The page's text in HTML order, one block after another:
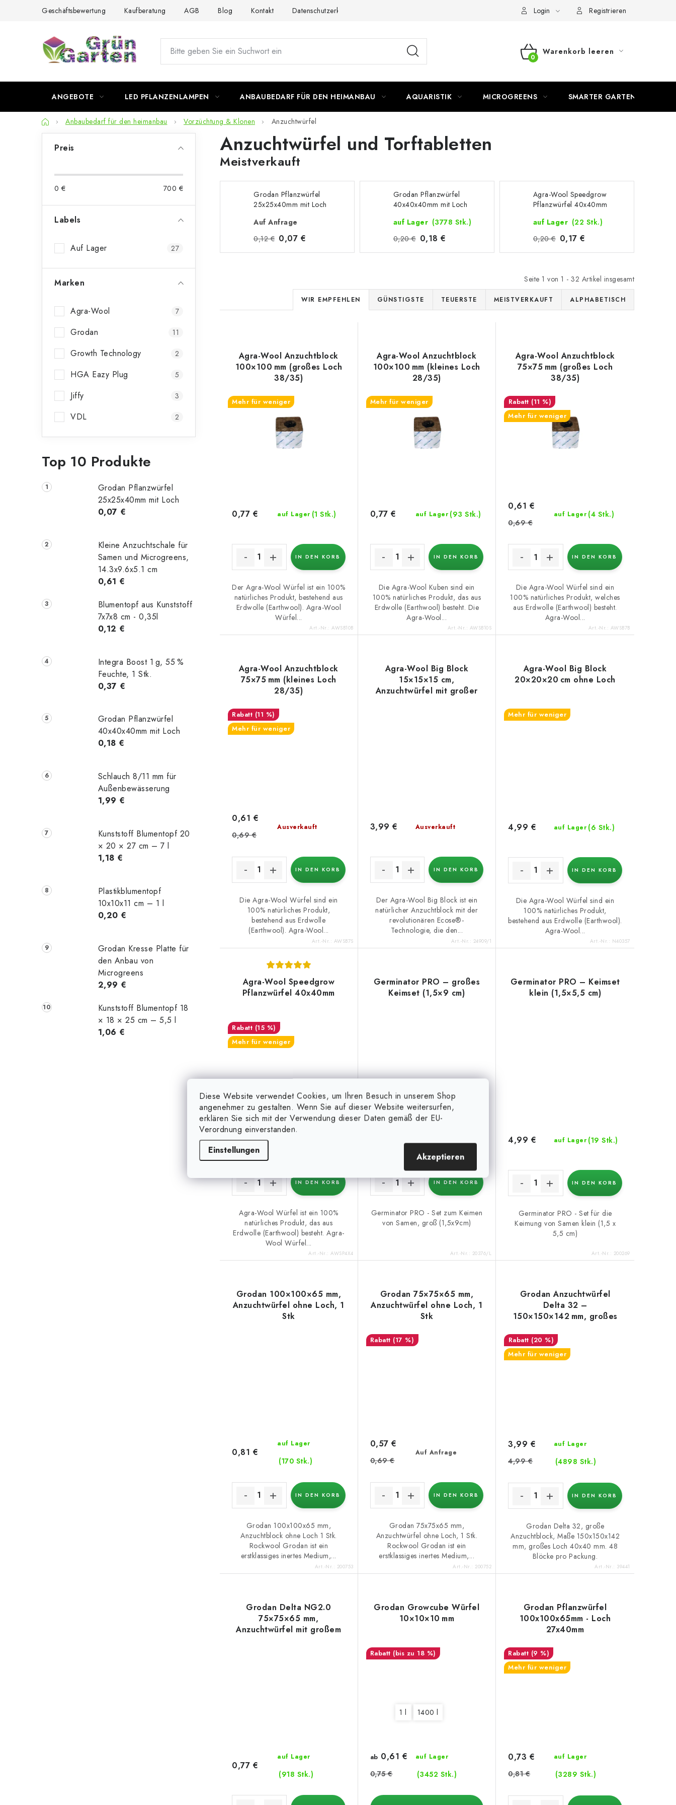
Diese Website verwendet Cookies, um Ihren Besuch in unserem Shop
angenehmer zu gestalten. Wenn Sie auf dieser Website weitersurfen,
erklären Sie sich mit der Verwendung dieser Daten gemäß der EU-
Verordnung einverstanden.
Einstellungen
Akzeptieren
Geschäftsbewertung Kaufberatung AGB Blog Kontakt Datenschutzerklärung Login Registrieren
WARENKORB
Warenkorb leeren
ANGEBOTE LED PFLANZENLAMPEN ANBAUBEDARF FÜR DEN HEIMANBAU AQUARISTIK MICROGREENS SMARTER GARTEN
StartseiteAnbaubedarf für den heimanbau Vorzüchtung & Klonen Anzuchtwürfel
t
e
Preis
0 € 700 €
Labels
Auf Lager 27
Marken
Agra-Wool 7
Grodan 11
Growth Technology 2
HGA Eazy Plug 5
Jiffy 3
VDL 2
Top 10 Produkte
Grodan Pflanzwürfel
25x25x40mm mit Loch
0,07 €
Kleine Anzuchtschale für
Samen und Microgreens,
14.3x9.6x5.1 cm
0,61 €
Blumentopf aus Kunststoff
7x7x8 cm - 0,35l
0,12 €
Integra Boost 1 g, 55 %
Feuchte, 1 Stk.
0,37 €
Grodan Pflanzwürfel
40x40x40mm mit Loch
0,18 €
Schlauch 8/11 mm für
Außenbewässerung
1,99 €
Kunststoff Blumentopf 20
× 20 × 27 cm – 7 l
1,18 €
Plastikblumentopf
10x10x11 cm – 1 l
0,20 €
Grodan Kresse Platte für
den Anbau von
Microgreens
2,99 €
Kunststoff Blumentopf 18
× 18 × 25 cm – 5,5 l
1,06 €
Anzuchtwürfel und Torftabletten
Meistverkauft
Grodan Pflanzwürfel
25x25x40mm mit Loch
Auf Anfrage
0,12 € 0,07 €
Grodan Pflanzwürfel
40x40x40mm mit Loch
auf Lager (3778 Stk.)
0,20 € 0,18 €
Agra-Wool Speedgrow
Pflanzwürfel 40x40mm
auf Lager (22 Stk.)
0,20 € 0,17 €
Seite 1 von 1 - 32 Artikel insgesamt
P
r
d
u
k
t
s
o
i
r
u
n
g
WIR EMPFEHLEN GÜNSTIGSTE TEUERSTE MEISTVERKAUFT ALPHABETISCH
e
Agra-Wool Anzuchtblock
100×100 mm (großes Loch
38/35)
Mehr für weniger
auf Lager (1 Stk.)
0,77 €
IN DEN KORB
Der Agra-Wool Würfel ist ein 100%
natürliches Produkt, bestehend aus
Erdwolle (Earthwool). Agra-Wool
Würfel...
Art.-Nr.:AWSB10B
Agra-Wool Anzuchtblock
100×100 mm (kleines Loch
28/35)
Mehr für weniger
auf Lager (93 Stk.)
0,77 €
IN DEN KORB
Die Agra-Wool Kuben sind ein
100% natürliches Produkt, das aus
Erdwolle (Earthwool) besteht. Die
Agra-Wool...
Art.-Nr.: AWSB10S
Agra-Wool Anzuchtblock
75×75 mm (großes Loch
38/35)
(11 %)
Mehr für weniger
auf Lager (4 Stk.)
0,61 €
0,69 €
IN DEN KORB
Die Agra-Wool Würfel sind ein
100% natürliches Produkt, welches
aus Erdwolle (Earthwool) besteht.
Agra-Wool...
Art.-Nr.: AWSB7B
Agra-Wool Anzuchtblock
75×75 mm (kleines Loch
28/35)
(11 %)
Mehr für weniger
Ausverkauft
0,61 €
0,69 €
IN DEN KORB
Die Agra-Wool Würfel sind ein
100% natürliches Produkt,
bestehend aus Erdwolle
(Earthwool). Agra-Wool...
Art.-Nr.: AWSB7S
Agra-Wool Big Block
15×15×15 cm,
Anzuchtwürfel mit großer
Ausverkauft
3,99 €
IN DEN KORB
Der Agra-Wool Big Block ist ein
natürlicher Anzuchtblock mit der
revolutionären Ecose®-
Technologie, die den...
Art.-Nr.: 24909/1
Agra-Wool Big Block
20×20×20 cm ohne Loch
Mehr für weniger
auf Lager (6 Stk.)
4,99 €
IN DEN KORB
Die Agra-Wool Würfel sind ein
100% natürliches Produkt,
bestehend aus Erdwolle (Earthwool).
Agra-Wool...
Art.-Nr.: N40357
Agra-Wool Speedgrow
Pflanzwürfel 40x40mm
(15 %)
Mehr für weniger
0,17 €
0,20 €
IN DEN KORB
Agra-Wool Würfel ist ein 100%
natürliches Produkt, das aus
Erdwolle (Earthwool) besteht. Agra-
Wool Würfel...
Art.-Nr.:AWSP4X4
Germinator PRO – großes
Keimset (1,5×9 cm)
IN DEN KORB
Germinator PRO - Set zum Keimen
von Samen, groß (1,5x9cm)
Art.-Nr.: 20376/L
Germinator PRO – Keimset
klein (1,5×5,5 cm)
auf Lager (19 Stk.)
4,99 €
IN DEN KORB
Germinator PRO - Set für die
Keimung von Samen klein (1,5 x
5,5 cm)
Art.-Nr.: 200269
Grodan 100×100×65 mm,
Anzuchtwürfel ohne Loch, 1
Stk
auf Lager
(170 Stk.)
0,81 €
IN DEN KORB
Grodan 100x100x65 mm,
Anzuchtblock ohne Loch 1 Stk.
Rockwool Grodan ist ein
erstklassiges inertes Medium,...
Art.-Nr.: 200753
Grodan 75×75×65 mm,
Anzuchtwürfel ohne Loch, 1
Stk
(17 %)
Auf Anfrage
0,57 €
0,69 €
IN DEN KORB
Grodan 75x75x65 mm,
Anzuchtwürfel ohne Loch, 1 Stk.
Rockwool Grodan ist ein
erstklassiges inertes Medium,...
Art.-Nr.: 200752
Grodan Anzuchtwürfel
Delta 32 –
150×150×142 mm, großes
(20 %)
Mehr für weniger
auf Lager
(4898 Stk.)
3,99 €
4,99 €
IN DEN KORB
Grodan Delta 32, große
Anzuchtblock, Maße 150x150x142
mm, großes Loch 40x40 mm. 48
Blöcke pro Packung.
Art.-Nr.: 39441
Grodan Delta NG2.0
75×75×65 mm,
Anzuchtwürfel mit großem
auf Lager
(918 Stk.)
0,77 €
Grodan Growcube Würfel
10×10×10 mm
(bis zu 18 %)
1 l 1400 l
auf Lager
(3452 Stk.)
ab 0,61 €
0,75 €
Grodan Pflanzwürfel
100x100x65mm - Loch
27x40mm
(9 %)
Mehr für weniger
auf Lager
(3289 Stk.)
0,73 €
0,81 €